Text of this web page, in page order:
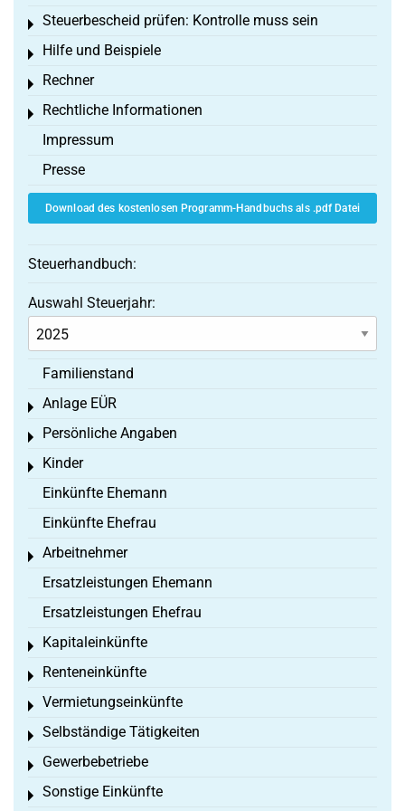
Steuerbescheid prüfen: Kontrolle muss sein
Toggle menu
Hilfe und Beispiele
Toggle menu
Rechner
Toggle menu
Rechtliche Informationen
Toggle menu
Impressum
Presse
Download des kostenlosen Programm-Handbuchs als .pdf Datei
Steuerhandbuch:
Auswahl Steuerjahr:
Familienstand
Anlage EÜR
Toggle menu
Persönliche Angaben
Toggle menu
Kinder
Toggle menu
Einkünfte Ehemann
Einkünfte Ehefrau
Arbeitnehmer
Toggle menu
Ersatzleistungen Ehemann
Ersatzleistungen Ehefrau
Kapitaleinkünfte
Toggle menu
Renteneinkünfte
Toggle menu
Vermietungseinkünfte
Toggle menu
Selbständige Tätigkeiten
Toggle menu
Gewerbebetriebe
Toggle menu
Sonstige Einkünfte
Toggle menu